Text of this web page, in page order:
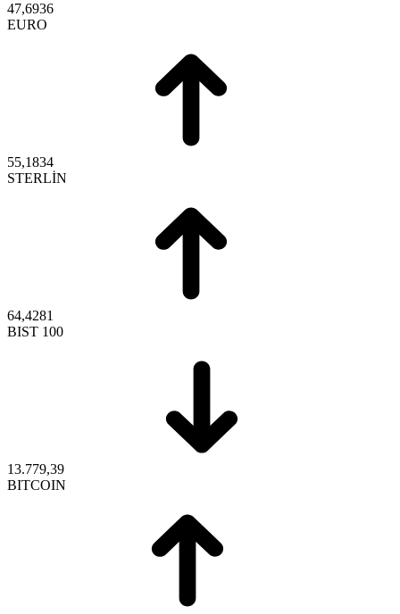
47,6936
EURO
55,1834
STERLİN
64,4281
BIST 100
13.779,39
BITCOIN